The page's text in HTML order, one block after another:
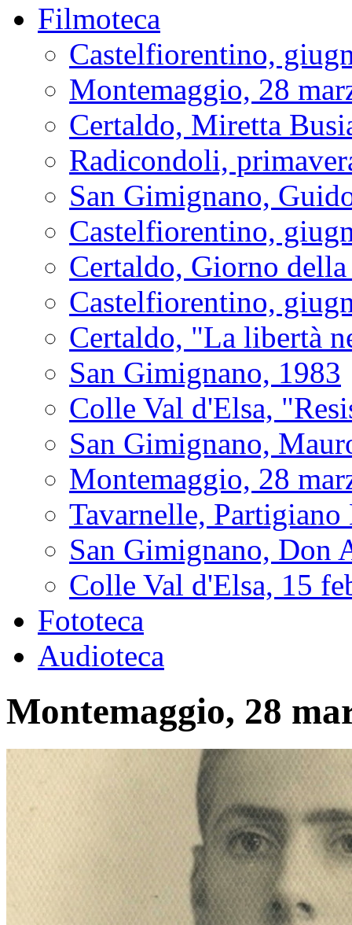
Filmoteca
Castelfiorentino,
Montemaggio, 28
Certaldo, Miretta
Radicondoli,
San Gimignano,
Castelfiorentino,
Certaldo, Giorno
Castelfiorentino,
Certaldo, "La libertà
San Gimignano, 1983
Colle Val d'Elsa,
San Gimignano,
Montemaggio, 28
Tavarnelle,
San Gimignano, Don
Colle Val d'Elsa, 15
Fototeca
Audioteca
Montemaggio, 28